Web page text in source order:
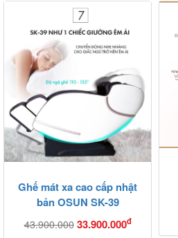
Ghế mát xa cao cấp nhật
bản OSUN SK-39
43.900.000 33.900.000đ